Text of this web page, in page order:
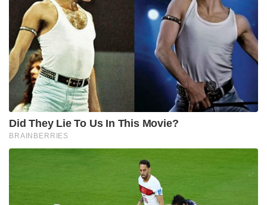
Did They Lie To Us In This Movie?
BRAINBERRIES